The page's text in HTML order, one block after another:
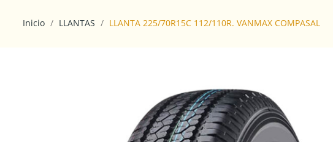
Inicio LLANTAS LLANTA 225/70R15C 112/110R. VANMAX COMPASAL